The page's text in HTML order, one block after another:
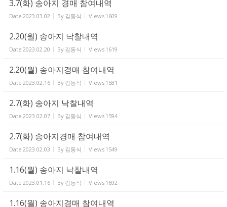
3.7(화) 송아지 경매 참여내역
Date 2023.03.02 By 김동식 Views 1609
2.20(월) 송아지 낙찰내역
Date 2023.02.20 By 김동식 Views 1619
2.20(월) 송아지경매 참여내역
Date 2023.02.16 By 김동식 Views 1581
2.7(화) 송아지 낙찰내역
Date 2023.02.07 By 김동식 Views 1594
2.7(화) 송아지경매 참여내역
Date 2023.02.03 By 김동식 Views 1549
1.16(월) 송아지 낙찰내역
Date 2023.01.16 By 김동식 Views 1692
1.16(월) 송아지경매 참여내역